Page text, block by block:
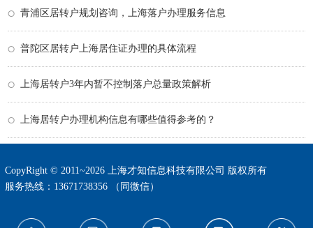
青浦区居转户规划咨询，上海落户办理服务信息
普陀区居转户上海居住证办理的具体流程
上海居转户3年内暂不控制落户总量政策解析
上海居转户办理机构信息有哪些值得参考的？
CopyRight © 2011~2026 上海才知信息科技有限公司 版权所有
服务热线：13671738356 （同微信）